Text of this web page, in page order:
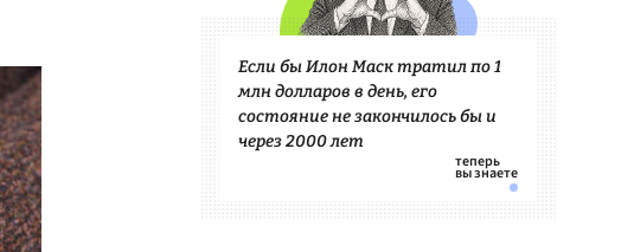
Если бы Илон Маск тратил по 1
млн долларов в день, его
состояние не закончилось бы и
через 2000 лет